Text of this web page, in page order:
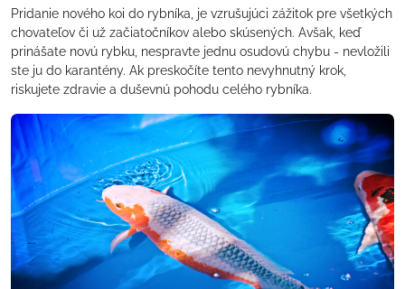
Pridanie nového koi do rybníka, je vzrušujúci zážitok pre všetkých
chovateľov či už začiatočníkov alebo skúsených. Avšak, keď
prinášate novú rybku, nespravte jednu osudovú chybu - nevložili
ste ju do karantény. Ak preskočíte tento nevyhnutný krok,
riskujete zdravie a duševnú pohodu celého rybníka.